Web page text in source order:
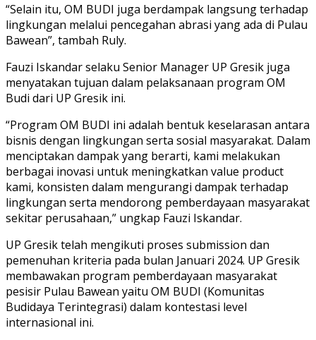
“Selain itu, OM BUDI juga berdampak langsung terhadap
lingkungan melalui pencegahan abrasi yang ada di Pulau
Bawean”, tambah Ruly.
Fauzi Iskandar selaku Senior Manager UP Gresik juga
menyatakan tujuan dalam pelaksanaan program OM
Budi dari UP Gresik ini.
“Program OM BUDI ini adalah bentuk keselarasan antara
bisnis dengan lingkungan serta sosial masyarakat. Dalam
menciptakan dampak yang berarti, kami melakukan
berbagai inovasi untuk meningkatkan value product
kami, konsisten dalam mengurangi dampak terhadap
lingkungan serta mendorong pemberdayaan masyarakat
sekitar perusahaan,” ungkap Fauzi Iskandar.
UP Gresik telah mengikuti proses submission dan
pemenuhan kriteria pada bulan Januari 2024. UP Gresik
membawakan program pemberdayaan masyarakat
pesisir Pulau Bawean yaitu OM BUDI (Komunitas
Budidaya Terintegrasi) dalam kontestasi level
internasional ini.